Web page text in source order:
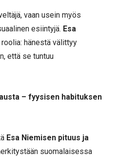
vaan usein myös
esiintyjä. Esa
hänestä välittyy
että se tuntuu
– fyysisen habituksen
Esa Niemisen pituus ja
suomalaisessa